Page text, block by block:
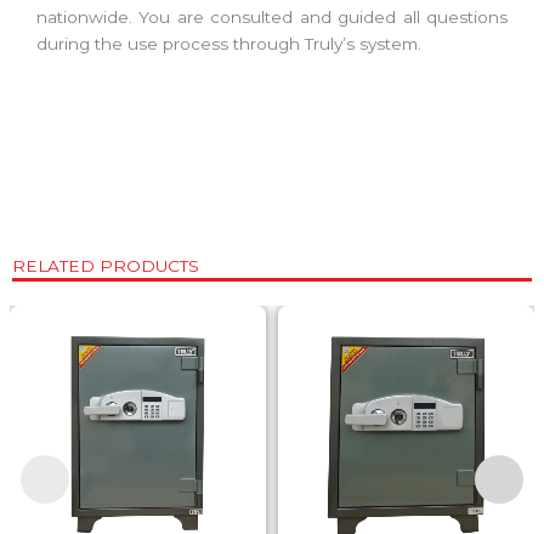
nationwide. You are consulted and guided all questions
during the use process through Truly’s system.
RELATED PRODUCTS